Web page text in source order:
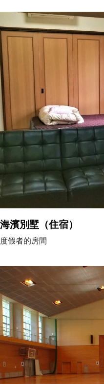
海濱別墅（住宿）
度假者的房間